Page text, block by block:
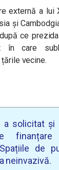
externă a lui
și
ce
în care
vecine.
a solicitat
finanțare
de
neinvazivă.